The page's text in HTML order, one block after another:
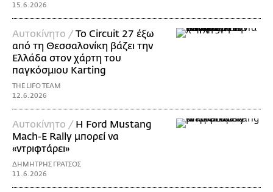
15.6.2026
Αυτοκίνητο /Το Circuit 27 έξω
από τη Θεσσαλονίκη βάζει την
Ελλάδα στον χάρτη του
παγκόσμιου Karting
THE LIFO TEAM
12.6.2026
Αυτοκίνητο / Η Ford Mustang
Mach-E Rally μπορεί να
«ντριφτάρει»
ΔΗΜΗΤΡΗΣ ΓΡΑΤΣΟΣ
11.6.2026